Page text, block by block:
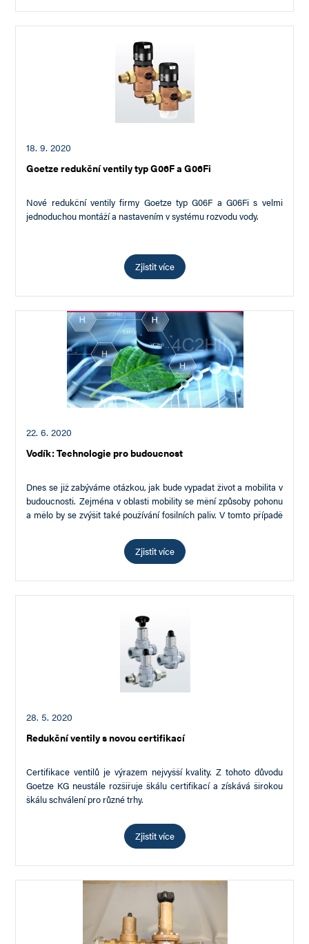
18. 9. 2020
Goetze redukční ventily typ G06F a G06Fi
Nové redukční ventily firmy Goetze typ G06F a G06Fi s velmi
jednoduchou montáží a nastavením v systému rozvodu vody.
Zjistit více
22. 6. 2020
Vodík: Technologie pro budoucnost
Dnes se již zabýváme otázkou, jak bude vypadat život a mobilita v
budoucnosti. Zejména v oblasti mobility se mění způsoby pohonu
a mělo by se zvýšit také používání fosilních paliv. V tomto případě
Zjistit více
28. 5. 2020
Redukční ventily s novou certifikací
Certifikace ventilů je výrazem nejvyšší kvality. Z tohoto důvodu
Goetze KG neustále rozšiřuje škálu certifikací a získává širokou
škálu schválení pro různé trhy.
Zjistit více